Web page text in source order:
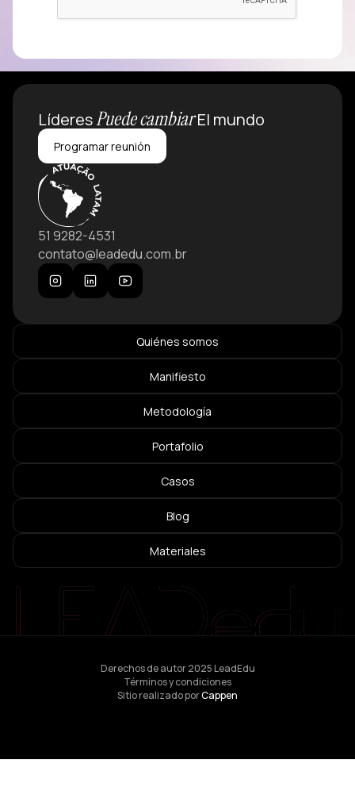
LíderesPuede cambiarEl mundo
Programar reunión
51 9282-4531
contato@leadedu.com.br
Quiénes somos
Manifiesto
Metodología
Portafolio
Casos
Blog
Materiales
Derechos de autor 2025 LeadEdu
Términos y condiciones
Sitio realizado porCappen